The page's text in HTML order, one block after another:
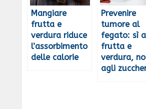
Mangiare
frutta e
verdura riduce
l’assorbimento
delle calorie
Prevenire
tumore al
fegato: sì a
frutta e
verdura, no
agli